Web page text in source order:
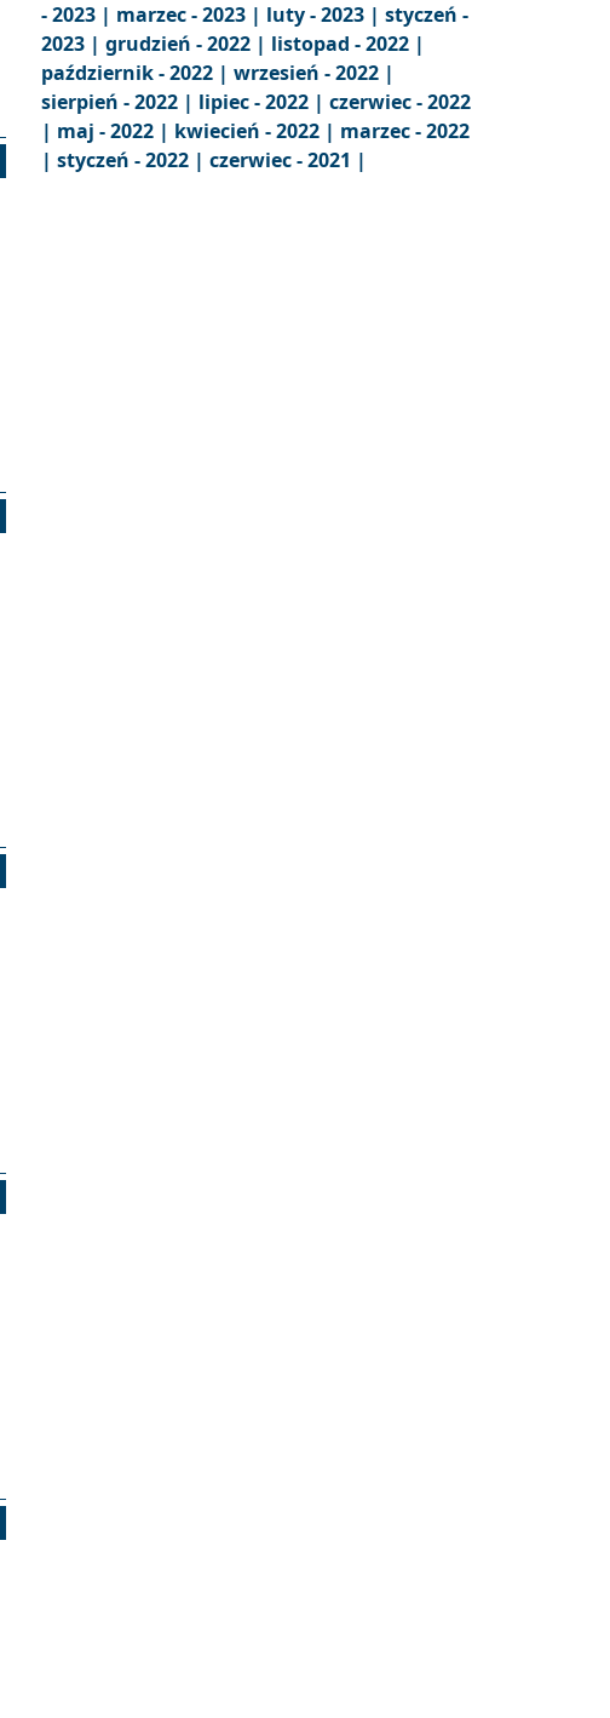
- 2023 | marzec - 2023 | luty - 2023 | styczeń -
2023 | grudzień - 2022 | listopad - 2022 |
październik - 2022 | wrzesień - 2022 |
sierpień - 2022 | lipiec - 2022 | czerwiec - 2022
| maj - 2022 | kwiecień - 2022 | marzec - 2022
| styczeń - 2022 | czerwiec - 2021 |